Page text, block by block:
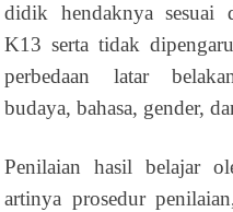
didik hendaknya sesuai
K13 serta tidak
perbedaan latar
budaya, bahasa, gender,
Penilaian hasil belajar
artinya prosedur